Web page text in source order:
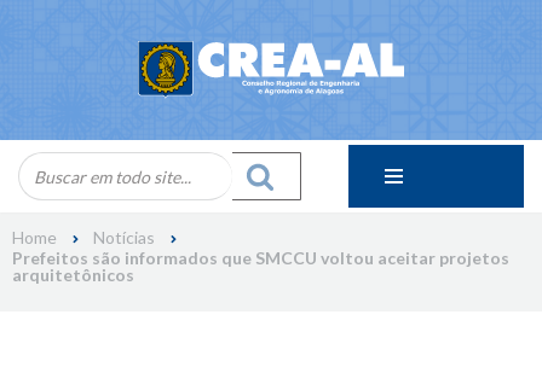
Home
Notícias
Prefeitos são informados que SMCCU voltou aceitar projetos
arquitetônicos